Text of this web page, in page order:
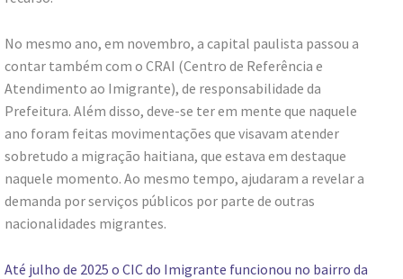
No mesmo ano, em novembro, a capital paulista passou a
contar também com o CRAI (Centro de Referência e
Atendimento ao Imigrante), de responsabilidade da
Prefeitura. Além disso, deve-se ter em mente que naquele
ano foram feitas movimentações que visavam atender
sobretudo a migração haitiana, que estava em destaque
naquele momento. Ao mesmo tempo, ajudaram a revelar a
demanda por serviços públicos por parte de outras
nacionalidades migrantes.
Até julho de 2025 o CIC do Imigrante funcionou no bairro da